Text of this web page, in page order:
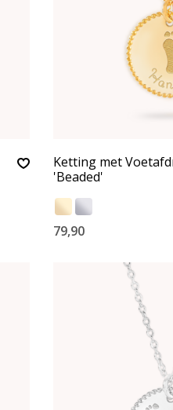
Ketting met
'Beaded'
79,90